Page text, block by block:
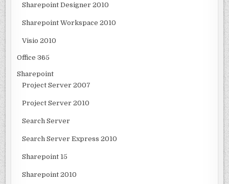
Sharepoint Designer 2010
Sharepoint Workspace 2010
Visio 2010
Office 365
Sharepoint
Project Server 2007
Project Server 2010
Search Server
Search Server Express 2010
Sharepoint 15
Sharepoint 2010